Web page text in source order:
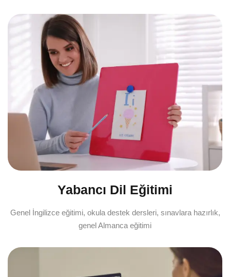
Yabancı Dil Eğitimi
Genel İngilizce eğitimi, okula destek dersleri, sınavlara hazırlık,
genel Almanca eğitimi